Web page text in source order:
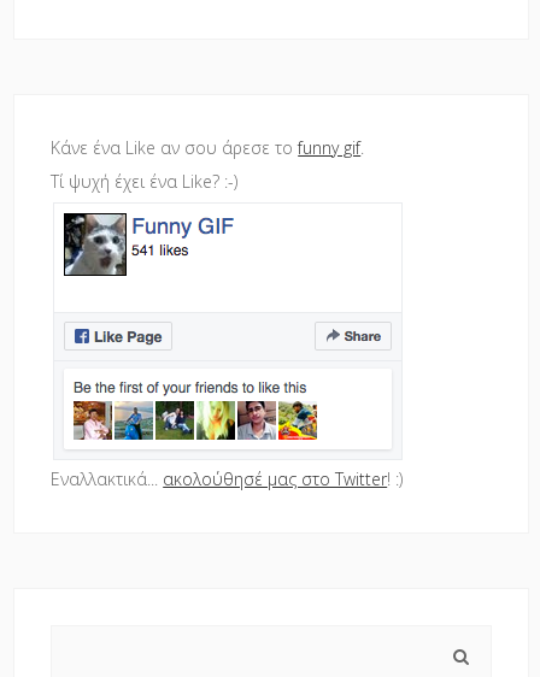
Κάνε ένα Like αν σου άρεσε τοfunny gif.
Τί ψυχή έχει ένα Like? :-)
Εναλλακτικά... ακολούθησέ μας στο Twitter! :)